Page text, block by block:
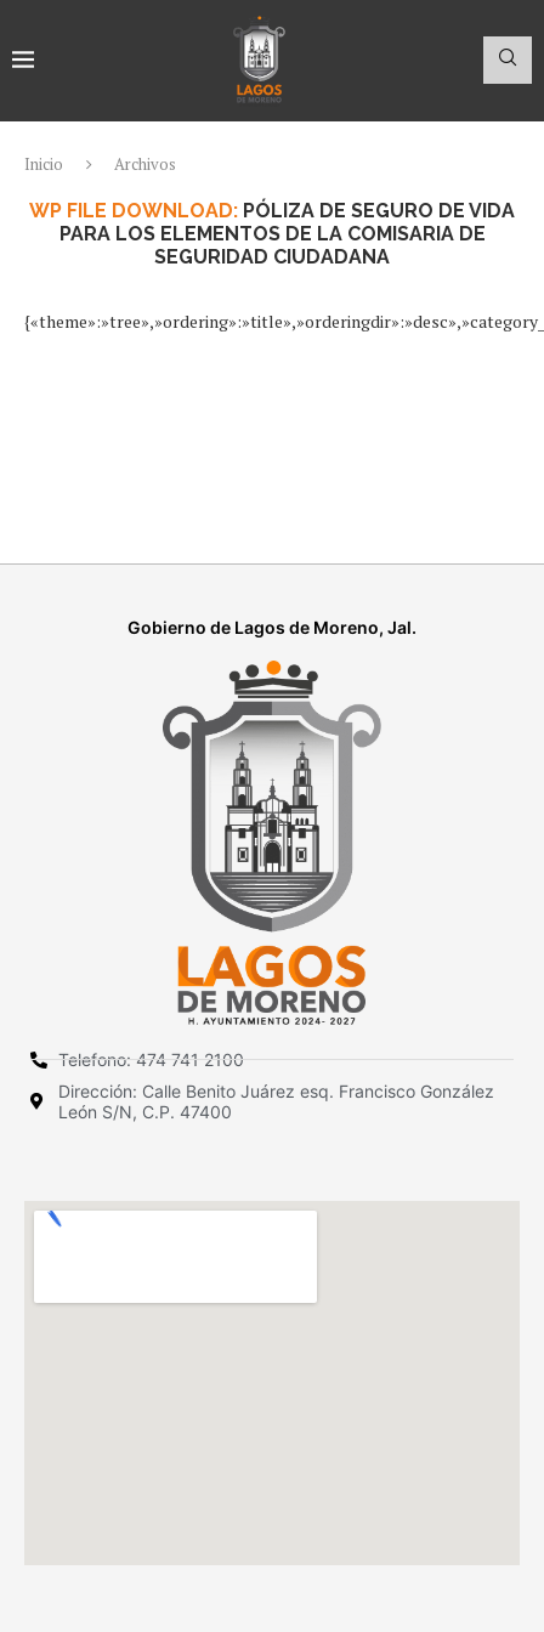
Inicio Archivos
WP FILE DOWNLOAD: PÓLIZA DE SEGURO DE VIDA
PARA LOS ELEMENTOS DE LA COMISARIA DE
SEGURIDAD CIUDADANA
Gobierno de Lagos de Moreno, Jal.
Telefono: 474 741 2100
Dirección: Calle Benito Juárez esq. Francisco González
León S/N, C.P. 47400